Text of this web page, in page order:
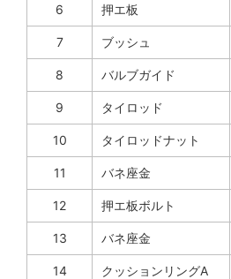
6 押エ板
7 ブッシュ
8 バルブガイド
9 タイロッド
10 タイロッドナット
11 バネ座金
12 押エ板ボルト
13 バネ座金
14 クッションリングA